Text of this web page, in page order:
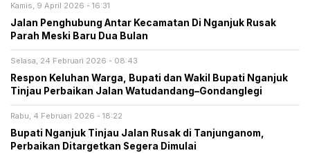
Kamis, 9 April 2026 - 16:31
Jalan Penghubung Antar Kecamatan Di Nganjuk Rusak
Parah Meski Baru Dua Bulan
Selasa, 24 Februari 2026 - 08:43
Respon Keluhan Warga, Bupati dan Wakil Bupati Nganjuk
Tinjau Perbaikan Jalan Watudandang–Gondanglegi
Rabu, 4 Februari 2026 - 18:22
Bupati Nganjuk Tinjau Jalan Rusak di Tanjunganom,
Perbaikan Ditargetkan Segera Dimulai